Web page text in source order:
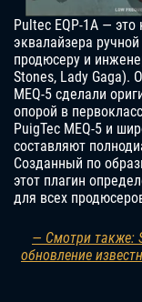
Pultec EQP-1A — это
эквалайзера
продюсеру и
Stones, Lady Gaga).
MEQ-5 сделали
опорой в
PuigTec MEQ-5 и
составляют
Созданный по
этот плагин
для всех
— Смотри также:
обновление